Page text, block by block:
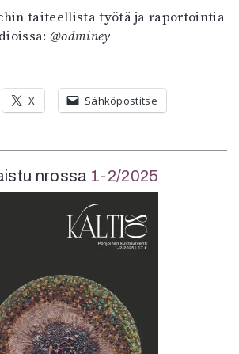
nrossa 1-2/2025
taiteellista työtä ja raportointia
@odminey
X Sähköpostitse